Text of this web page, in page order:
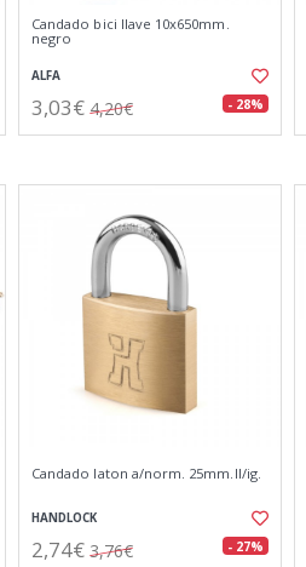
Candado bici llave 10x650mm.
negro
ALFA
3,03€ 4,20€ - 28%
Candado laton a/norm. 25mm.ll/ig.
HANDLOCK
2,74€ 3,76€ - 27%